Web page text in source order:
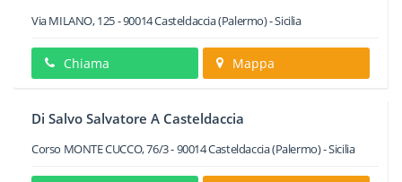
Via MILANO, 125-90014Casteldaccia(Palermo) -Sicilia
Chiama Mappa
Di Salvo Salvatore A Casteldaccia
Corso MONTE CUCCO, 76/3-90014Casteldaccia(Palermo) -Sicilia